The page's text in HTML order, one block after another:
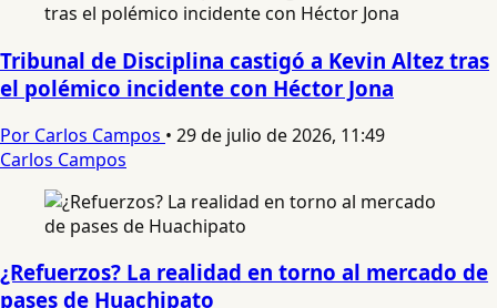
Tribunal de Disciplina castigó a Kevin Altez tras
el polémico incidente con Héctor Jona
Por Carlos Campos • 29 de julio de 2026, 11:49
Carlos Campos
¿Refuerzos? La realidad en torno al mercado de
pases de Huachipato